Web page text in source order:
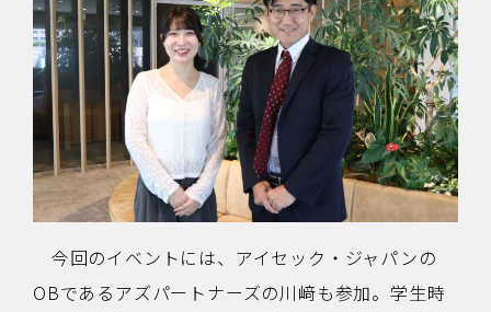
今回のイベントには、アイセック・ジャパンの
OBであるアズパートナーズの川﨑も参加。学生時